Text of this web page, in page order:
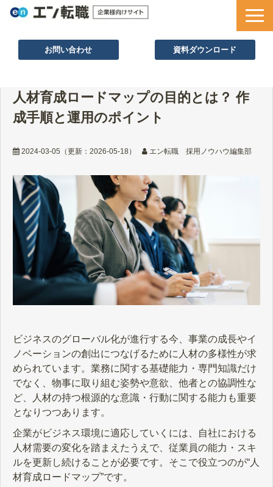
お問い合わせ 資料ダウンロード
採用ノウハウ
採用事例
セミナー情報
人材育成ロードマップの目的とは？ 作
成手順と運用のポイント
2024-03-05 （更新： 2026-05-18 ） エン転職 採用ノウハウ編集部
ビジネスのグローバル化が進行する今、事業の成長やイ
ノベーションの創出につなげるために人材の多様性が求
められています。業務に関する基礎能力・専門知識だけ
でなく、物事に取り組む姿勢や意欲、他者との協調性な
ど、人材の持つ根源的な意識・行動に関する能力も重要
となりつつあります。
企業がビジネス環境に適応していくには、自社における
人材需要の変化を踏まえたうえで、従業員の能力・スキ
ルを更新し続けることが必要です。そこで役立つのが“人
材育成ロードマップ”です。